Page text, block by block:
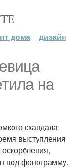
дома дизайн
на
скандала
выступления
под фонограмму.